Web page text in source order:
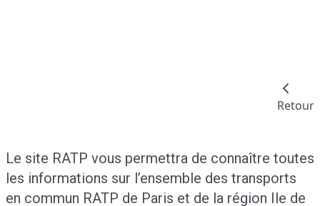
Retour
Le site RATP vous permettra de connaître toutes
les informations sur l’ensemble des transports
en commun RATP de Paris et de la région Ile de